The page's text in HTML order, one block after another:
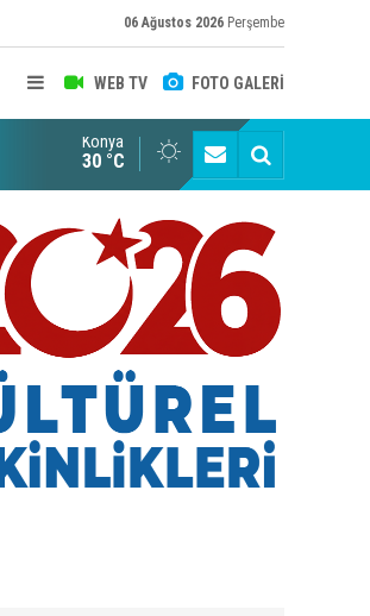
06 Ağustos 2026 Perşembe
WEB TV FOTO GALERİ
FOTOĞRAF DOLU BİR GÜN GERÇEKLEŞTİ
Konya
30 °C